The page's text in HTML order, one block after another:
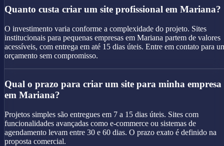
Quanto custa criar um site profissional em Mariana?
O investimento varia conforme a complexidade do projeto. Sites
institucionais para pequenas empresas em Mariana partem de valores
acessíveis, com entrega em até 15 dias úteis. Entre em contato para
orçamento sem compromisso.
Qual o prazo para criar um site para minha empresa
em Mariana?
Projetos simples são entregues em 7 a 15 dias úteis. Sites com
funcionalidades avançadas como e-commerce ou sistemas de
agendamento levam entre 30 e 60 dias. O prazo exato é definido na
proposta comercial.